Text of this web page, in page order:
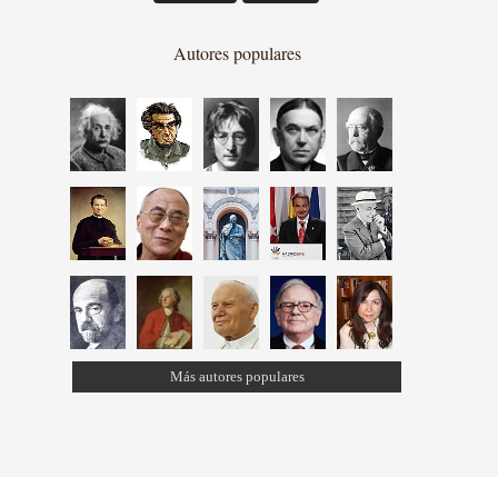
Autores populares
Más autores populares